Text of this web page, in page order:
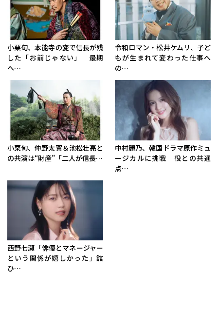
小栗旬、本能寺の変で信長が残
した「お前じゃない」 最期
へ…
令和ロマン・松井ケムリ、子ど
もが生まれて変わった仕事へ
の…
小栗旬、仲野太賀＆池松壮亮と
の共演は“財産”「二人が信長…
中村麗乃、韓国ドラマ原作ミュ
ージカルに挑戦 役との共通
点…
西野七瀬「俳優とマネージャー
という関係が嬉しかった」舘
ひ…